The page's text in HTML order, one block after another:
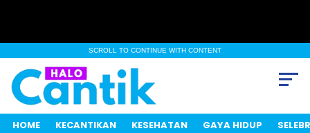
SCROLL TO CONTINUE WITH CONTENT
HOME KECANTIKAN KESEHATAN GAYA HIDUP